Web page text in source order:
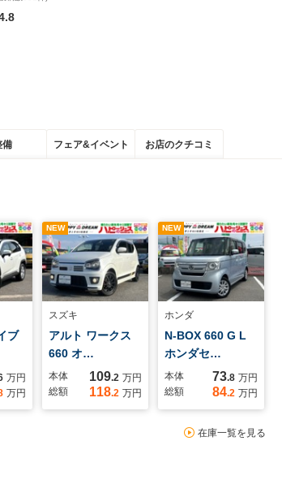
備 フェア&イベント お店のクチコミ
ブ
万円
万円
NEW
スズキ
アルト ワークス
660 オ…
本体 109.2 万円
総額
118.2 万円
NEW
ホンダ
N-BOX 660 G L
ホンダセ…
本体 73.8 万円
総額
84.2 万円
在庫一覧を見る